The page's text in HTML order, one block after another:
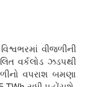
વીજળીની
વર્કલોડ ઝડપથી
વપરાશ બમણા